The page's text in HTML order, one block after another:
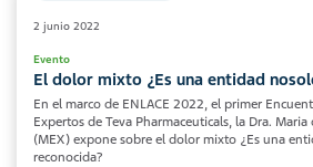
2 junio 2022
Evento
El dolor mixto ¿Es una entidad
En el marco de ENLACE 2022, el primer
Expertos de Teva Pharmaceuticals, la Dra.
(MEX) expone sobre el dolor mixto ¿Es una
reconocida?